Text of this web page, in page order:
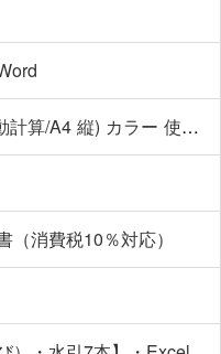
請求書 (インボイス対応/自動計算/A4 縦) カラー 使い方解説あり
消費税10％対応）